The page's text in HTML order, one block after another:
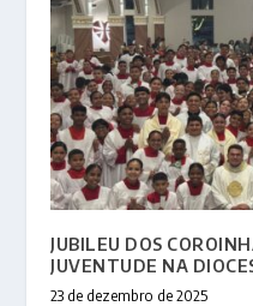
JUBILEU DOS
JUVENTUDE NA
23 de dezembro de 2025